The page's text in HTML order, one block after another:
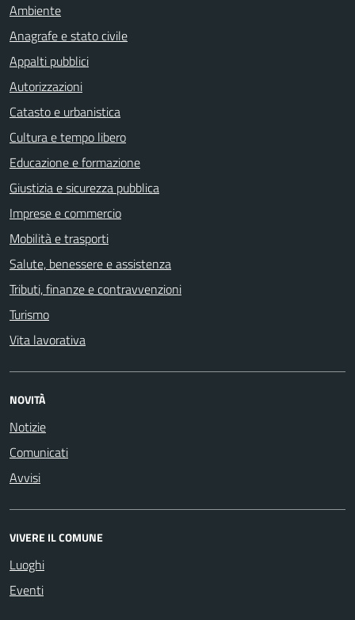
Ambiente
Anagrafe e stato civile
Appalti pubblici
Autorizzazioni
Catasto e urbanistica
Cultura e tempo libero
Educazione e formazione
Giustizia e sicurezza pubblica
Imprese e commercio
Mobilità e trasporti
Salute, benessere e assistenza
Tributi, finanze e contravvenzioni
Turismo
Vita lavorativa
NOVITÀ
Notizie
Comunicati
Avvisi
VIVERE IL COMUNE
Luoghi
Eventi